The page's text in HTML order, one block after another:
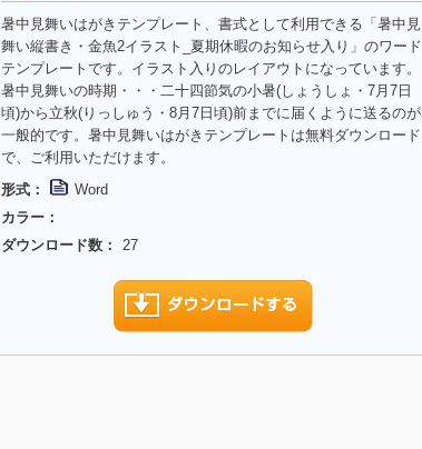
暑中見舞いはがきテンプレート、書式として利用できる「暑中見
舞い縦書き・金魚2イラスト_夏期休暇のお知らせ入り」のワード
テンプレートです。イラスト入りのレイアウトになっています。
暑中見舞いの時期・・・二十四節気の小暑(しょうしょ・7月7日
頃)から立秋(りっしゅう・8月7日頃)前までに届くように送るのが
一般的です。暑中見舞いはがきテンプレートは無料ダウンロード
で、ご利用いただけます。
形式：
Word
カラー：
ダウンロード数：
27